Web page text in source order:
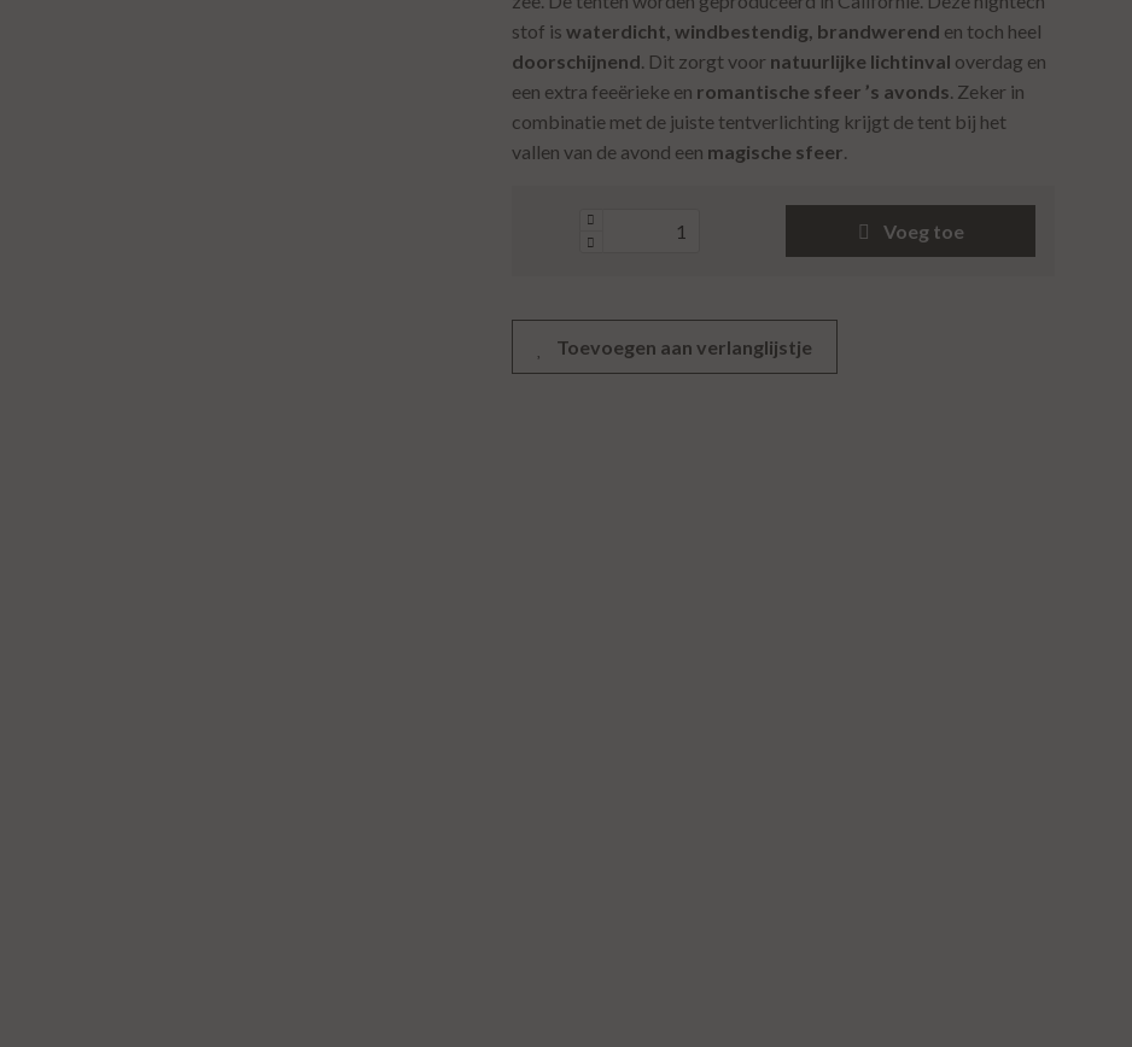
stof is waterdicht, windbestendig, brandwerend en toch heel
doorschijnend. Dit zorgt voor natuurlijke lichtinval overdag en
een extra feeërieke en romantische sfeer ’s avonds. Zeker in
combinatie met de juiste tentverlichting krijgt de tent bij het
vallen van de avond een magische sfeer.
Voeg toe
Toevoegen aan verlanglijstje